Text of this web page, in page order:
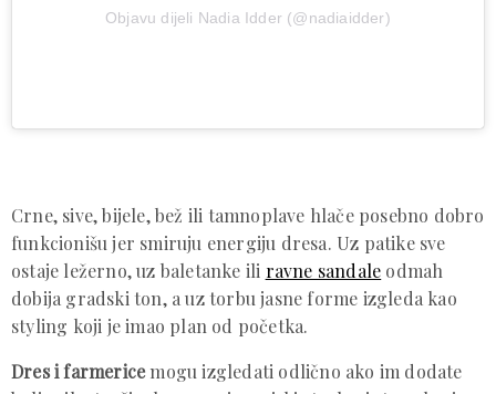
Objavu dijeli Nadia Idder (@nadiaidder)
Crne, sive, bijele, bež ili tamnoplave hlače posebno dobro
funkcionišu jer smiruju energiju dresa. Uz patike sve
ostaje ležerno, uz baletanke ili ravne sandale odmah
dobija gradski ton, a uz torbu jasne forme izgleda kao
styling koji je imao plan od početka.
Dres i farmericemogu izgledati odlično ako im dodate